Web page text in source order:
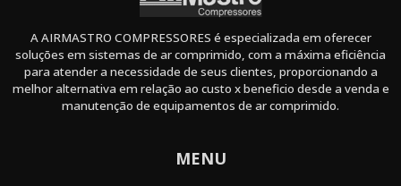
A AIRMASTRO COMPRESSORES é especializada em oferecer
soluções em sistemas de ar comprimido, com a máxima eficiência
para atender a necessidade de seus clientes, proporcionando a
melhor alternativa em relação ao custo x beneficio desde a venda e
manutenção de equipamentos de ar comprimido.
MENU